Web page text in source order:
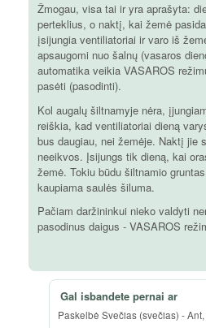
Žmogau, visa tai ir yra aprašyta:
perteklius, o naktį, kai žemė
įsijungia ventiliatoriai ir varo iš
apsaugomi nuo šalnų (vasaros
automatika veikia VASAROS
pasėti (pasodinti).
Kol augalų šiltnamyje nėra,
reiškia, kad ventiliatoriai dieną
bus daugiau, nei žemėje. Naktį jie
neeikvos. Įsijungs tik dieną, kai
žemė. Tokiu būdu šiltnamio
kaupiama saulės šiluma.
Pačiam daržininkui nieko valdyti
pasodinus daigus - VASAROS
Gal isbandete pernai ar
Paskelbė Svečias (svečias) -